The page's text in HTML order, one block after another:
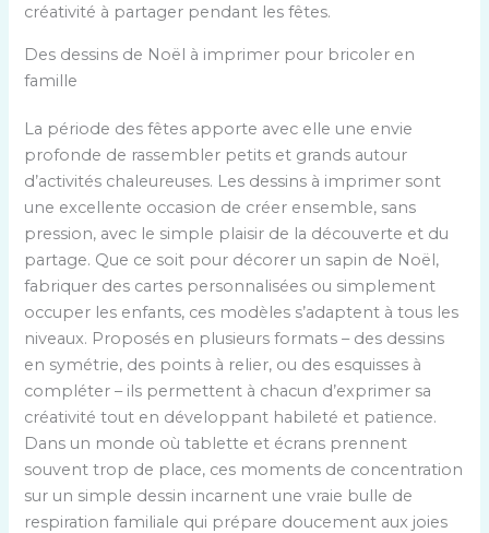
créativité à partager pendant les fêtes.
Des dessins de Noël à imprimer pour bricoler en
famille
La période des fêtes apporte avec elle une envie
profonde de rassembler petits et grands autour
d’activités chaleureuses. Les dessins à imprimer sont
une excellente occasion de créer ensemble, sans
pression, avec le simple plaisir de la découverte et du
partage. Que ce soit pour décorer un sapin de Noël,
fabriquer des cartes personnalisées ou simplement
occuper les enfants, ces modèles s’adaptent à tous les
niveaux. Proposés en plusieurs formats – des dessins
en symétrie, des points à relier, ou des esquisses à
compléter – ils permettent à chacun d’exprimer sa
créativité tout en développant habileté et patience.
Dans un monde où tablette et écrans prennent
souvent trop de place, ces moments de concentration
sur un simple dessin incarnent une vraie bulle de
respiration familiale qui prépare doucement aux joies